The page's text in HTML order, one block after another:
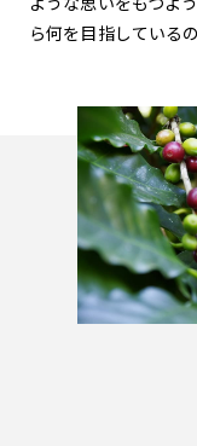
ら何を目指している